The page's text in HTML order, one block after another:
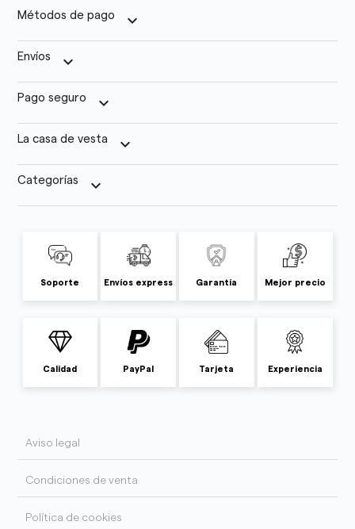
Métodos de pago keyboard_arrow_down
Envíos keyboard_arrow_down
Pago seguro keyboard_arrow_down
La casa de vesta keyboard_arrow_down
Categorías keyboard_arrow_down
Soporte Envíos express Garantía Mejor precio
Calidad PayPal Tarjeta Experiencia
Aviso legal
Condiciones de venta
Política de cookies